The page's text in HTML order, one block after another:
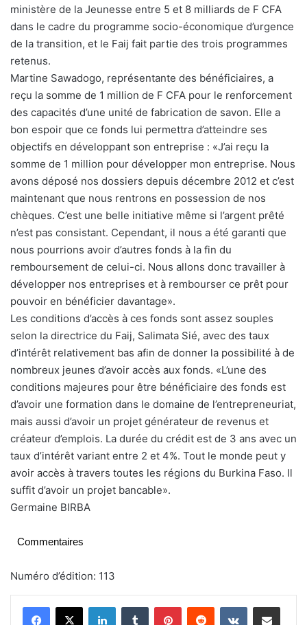
ministère de la Jeunesse entre 5 et 8 milliards de F CFA
dans le cadre du programme socio-économique d’urgence
de la transition, et le Faij fait partie des trois programmes
retenus.
Martine Sawadogo, représentante des bénéficiaires, a
reçu la somme de 1 million de F CFA pour le renforcement
des capacités d’une unité de fabrication de savon. Elle a
bon espoir que ce fonds lui permettra d’atteindre ses
objectifs en développant son entreprise : «J’ai reçu la
somme de 1 million pour développer mon entreprise. Nous
avons déposé nos dossiers depuis décembre 2012 et c’est
maintenant que nous rentrons en possession de nos
chèques. C’est une belle initiative même si l’argent prêté
n’est pas consistant. Cependant, il nous a été garanti que
nous pourrions avoir d’autres fonds à la fin du
remboursement de celui-ci. Nous allons donc travailler à
développer nos entreprises et à rembourser ce prêt pour
pouvoir en bénéficier davantage».
Les conditions d’accès à ces fonds sont assez souples
selon la directrice du Faij, Salimata Sié, avec des taux
d’intérêt relativement bas afin de donner la possibilité à de
nombreux jeunes d’avoir accès aux fonds. «L’une des
conditions majeures pour être bénéficiaire des fonds est
d’avoir une formation dans le domaine de l’entrepreneuriat,
mais aussi d’avoir un projet générateur de revenus et
créateur d’emplois. La durée du crédit est de 3 ans avec un
taux d’intérêt variant entre 2 et 4%. Tout le monde peut y
avoir accès à travers toutes les régions du Burkina Faso. Il
suffit d’avoir un projet bancable».
Germaine BIRBA
Commentaires
Numéro d’édition: 113